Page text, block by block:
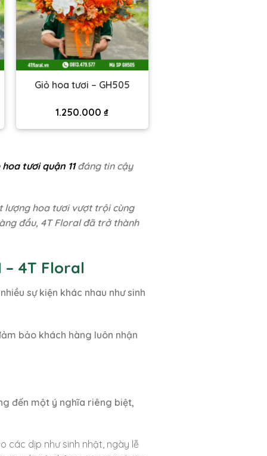
Giỏ hoa tươi – GH505
1.250.000₫
tươi quận 11đáng tin cậy
lượng hoa tươi vượt trội cùng
đầu, 4T Floral đã trở thành
4T Floral
sự kiện khác nhau như sinh
bảo khách hàng luôn nhận
đến một ý nghĩa riêng biệt,
các dịp như sinh nhật, ngày lễ